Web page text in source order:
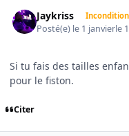
Jaykriss
Posté(e) le 1 janvierle
Si tu fais des tailles
pour le fiston.
Citer